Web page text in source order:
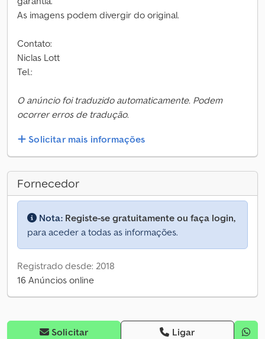
As imagens podem divergir do original.
Contato:
Niclas Lott
Tel.:
O anúncio foi traduzido automaticamente. Podem
ocorrer erros de tradução.
Solicitar mais informações
Fornecedor
Nota: Registe-se gratuitamente ou faça login,
para aceder a todas as informações.
Registrado desde: 2018
16 Anúncios online
Solicitar Ligar